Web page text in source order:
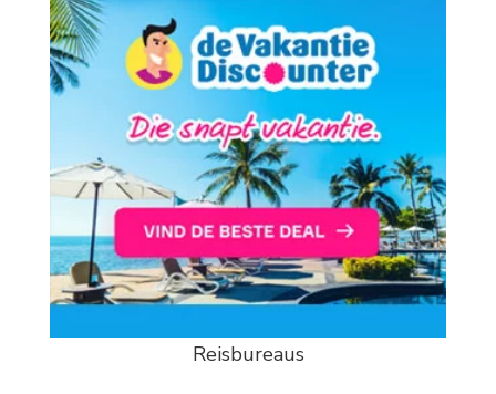
Reisbureaus